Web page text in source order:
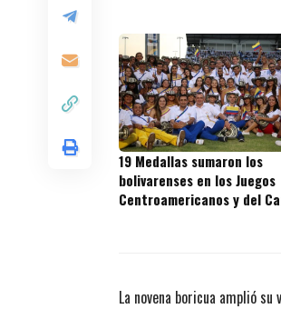
19 Medallas sumaron los
bolivarenses en los Juegos
Centroamericanos y del
La novena boricua amplió